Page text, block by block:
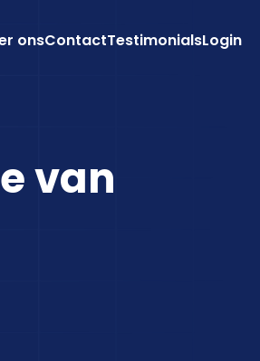
onsContactTestimonialsLogin
van